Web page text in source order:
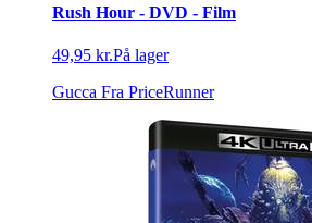
Rush Hour - DVD - Film
49,95 kr.På lager
Gucca Fra PriceRunner